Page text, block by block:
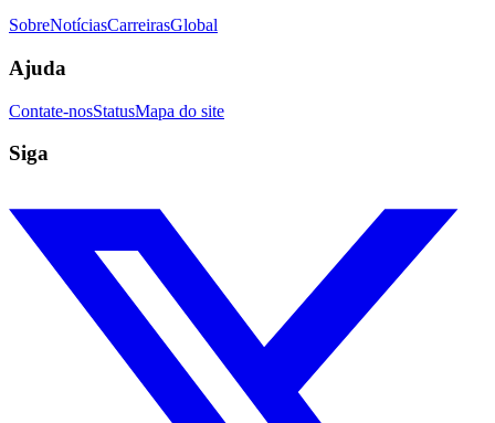
SobreNotíciasCarreirasGlobal
Ajuda
Contate-nosStatusMapa do site
Siga